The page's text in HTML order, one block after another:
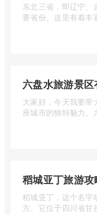
东北三省，即辽宁、
要省份。这里有着丰
大家好，今天我要带
座城市的独特魅力。
稻城亚丁旅游
稻城亚丁，这个名字
方。它位于四川省甘